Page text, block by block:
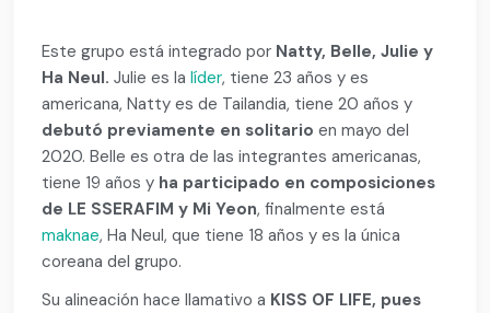
Este grupo está integrado por Natty, Belle, Julie y
Ha Neul. Julie es lalíder, tiene 23 años y es
americana, Natty es de Tailandia, tiene 20 años y
debutó previamente en solitario en mayo del
2020. Belle es otra de las integrantes americanas,
tiene 19 años y ha participado en composiciones
de LE SSERAFIM y Mi Yeon, finalmente está
maknae, Ha Neul, que tiene 18 años y es la única
coreana del grupo.
Su alineación hace llamativo a KISS OF LIFE, pues